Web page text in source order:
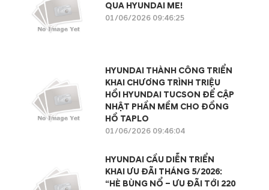
QUA HYUNDAI ME!
01/06/2026 09:46:25
HYUNDAI THÀNH CÔNG TRIỂN
KHAI CHƯƠNG TRÌNH TRIỆU
HỒI HYUNDAI TUCSON ĐỂ CẬP
NHẬT PHẦN MỀM CHO ĐỒNG
HỒ TAPLO
01/06/2026 09:46:04
HYUNDAI CẦU DIỄN TRIỂN
KHAI ƯU ĐÃI THÁNG 5/2026:
“HÈ BÙNG NỔ – ƯU ĐÃI TỚI 220